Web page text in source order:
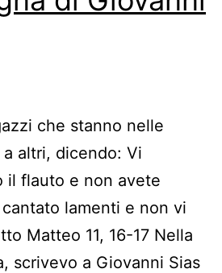
che stanno nelle
altri, dicendo: Vi
il flauto e non avete
lamenti e non vi
Matteo 11, 16-17 Nella
scrivevo a Giovanni Sias